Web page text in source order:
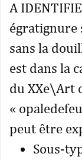
A
égratignure
sans la
est dans la
du XXe\Art
«
peut être
Sous-